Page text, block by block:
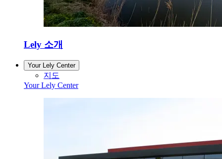
Lely 소개
Your Lely Center
지도
Your Lely Center